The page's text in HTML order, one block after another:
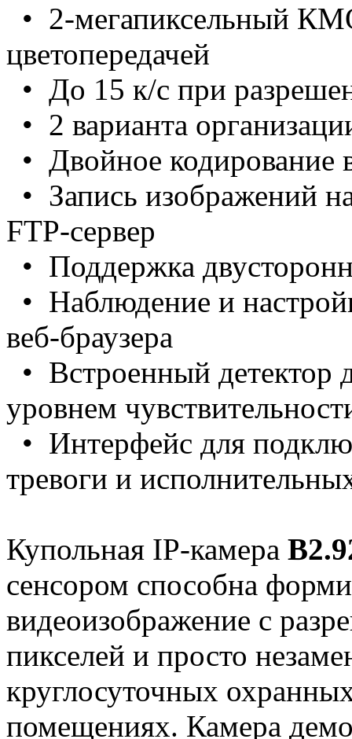
• 2-мегапиксельный
цветопередачей
• До 15 к/с при
• 2 варианта
• Двойное кодирование
• Запись изображений
FTP-сервер
• Поддержка
• Наблюдение и
веб-браузера
• Встроенный детектор
уровнем
• Интерфейс для
тревоги и
Купольная IP-камера
сенсором способна
видеоизображение с
пикселей и просто
круглосуточных
помещениях. Камера